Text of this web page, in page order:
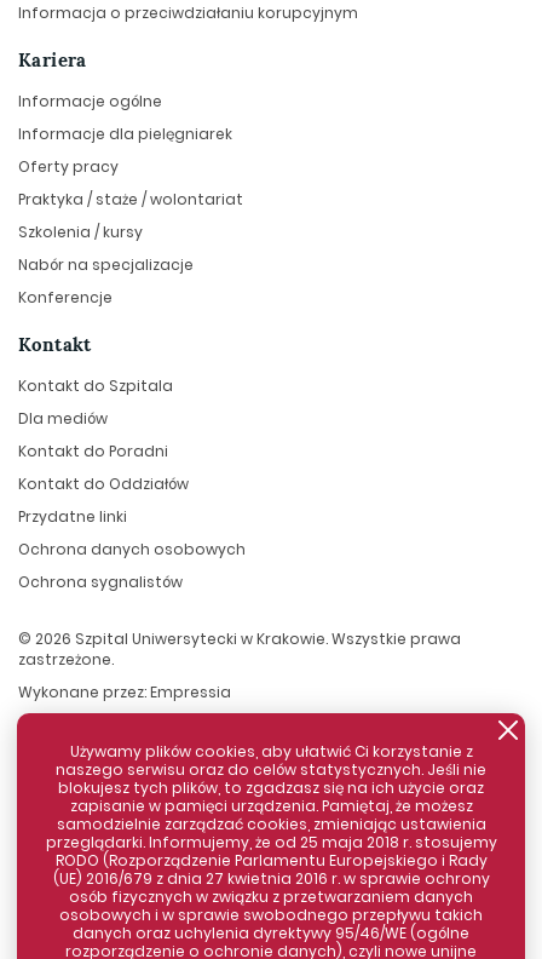
Informacja o przeciwdziałaniu korupcyjnym
Kariera
Informacje ogólne
Informacje dla pielęgniarek
Oferty pracy
Praktyka / staże / wolontariat
Szkolenia / kursy
Nabór na specjalizacje
Konferencje
Kontakt
Kontakt do Szpitala
Dla mediów
Kontakt do Poradni
Kontakt do Oddziałów
Przydatne linki
Ochrona danych osobowych
Ochrona sygnalistów
© 2026 Szpital Uniwersytecki w Krakowie. Wszystkie prawa
zastrzeżone.
Wykonane przez:Empressia
Używamy plików cookies, aby ułatwić Ci korzystanie z
naszego serwisu oraz do celów statystycznych. Jeśli nie
blokujesz tych plików, to zgadzasz się na ich użycie oraz
zapisanie w pamięci urządzenia. Pamiętaj, że możesz
samodzielnie zarządzać cookies, zmieniając ustawienia
przeglądarki. Informujemy, że od 25 maja 2018 r. stosujemy
RODO (Rozporządzenie Parlamentu Europejskiego i Rady
(UE) 2016/679 z dnia 27 kwietnia 2016 r. w sprawie ochrony
osób fizycznych w związku z przetwarzaniem danych
osobowych i w sprawie swobodnego przepływu takich
danych oraz uchylenia dyrektywy 95/46/WE (ogólne
rozporządzenie o ochronie danych), czyli nowe unijne
Zamknij komunikat